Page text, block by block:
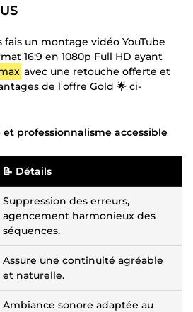
fais un montage vidéo YouTube
16:9 en 1080p Full HD ayant
avec une retouche offerte et
de l'offre Gold 🌟 ci-
et professionnalisme accessible
📝 Détails
Suppression des erreurs,
agencement harmonieux des
séquences.
Assure une continuité agréable
et naturelle.
Ambiance sonore adaptée au